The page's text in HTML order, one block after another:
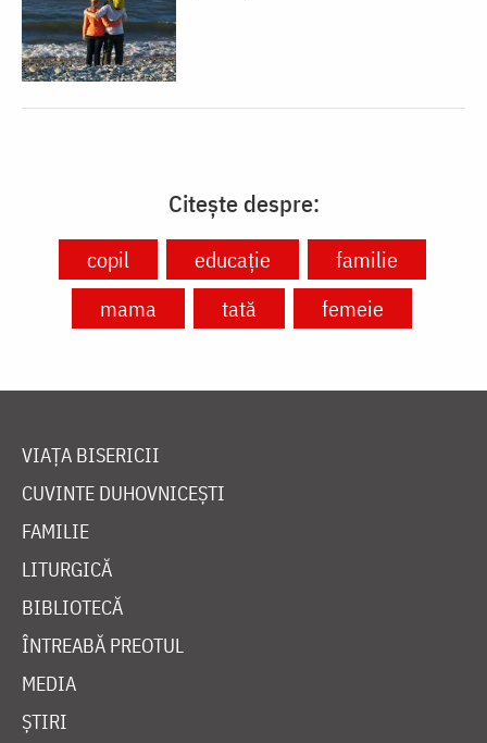
Citește despre:
copil educație
familie
mama
tată femeie
VIAȚA BISERICII
CUVINTE DUHOVNICEȘTI
FAMILIE
LITURGICĂ
BIBLIOTECĂ
ÎNTREABĂ PREOTUL
MEDIA
ȘTIRI